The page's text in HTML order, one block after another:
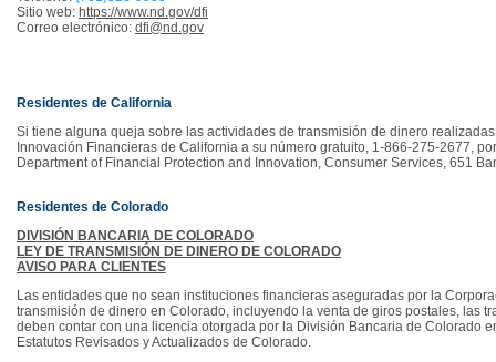
Sitio web: https://www.nd.gov/dfi
Correo electrónico: dfi@nd.gov
Residentes de California
Si tiene alguna queja sobre las actividades de transmisión de dinero
Innovación Financieras de California a su número gratuito, 1-866-275-2677,
Department of Financial Protection and Innovation, Consumer Services, 651
Residentes de Colorado
DIVISIÓN BANCARIA DE COLORADO
LEY DE TRANSMISIÓN DE DINERO DE COLORADO
AVISO PARA CLIENTES
Las entidades que no sean instituciones financieras aseguradas por la
transmisión de dinero en Colorado, incluyendo la venta de giros postales, las
deben contar con una licencia otorgada por la División Bancaria de Colorado
Estatutos Revisados y Actualizados de Colorado.